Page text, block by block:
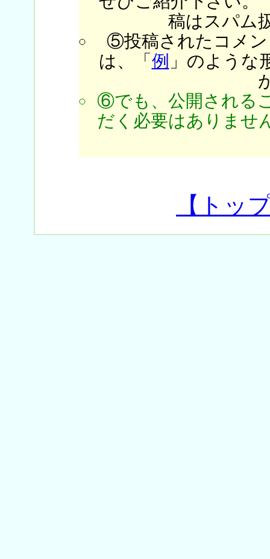
稿はスパム
⑤投稿されたコメン
は、「 例 」のような
⑥でも、公開される
だく必要はありませ
【トッ